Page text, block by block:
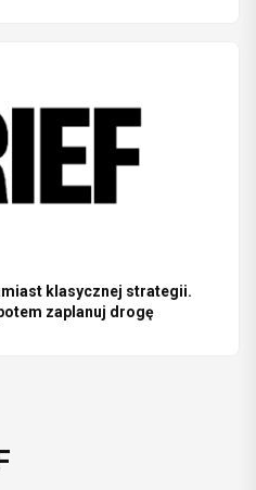
klasycznej strategii.
zaplanuj drogę